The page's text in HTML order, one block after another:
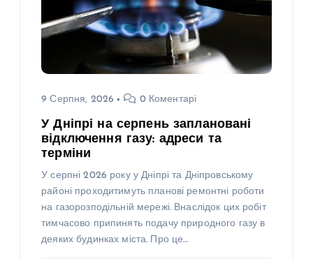
9 Серпня, 2026 0 Коментарі
У Дніпрі на серпень заплановані
відключення газу: адреси та
терміни
У серпні 2026 року у Дніпрі та Дніпровському
районі проходитимуть планові ремонтні роботи
на газорозподільній мережі. Внаслідок цих робіт
тимчасово припинять подачу природного газу в
деяких будинках міста. Про це…